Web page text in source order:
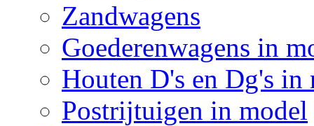
Zandwagens
Goederenwagens in
Houten D's en Dg's in
Postrijtuigen in model